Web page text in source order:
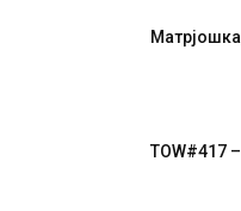
TOW#417